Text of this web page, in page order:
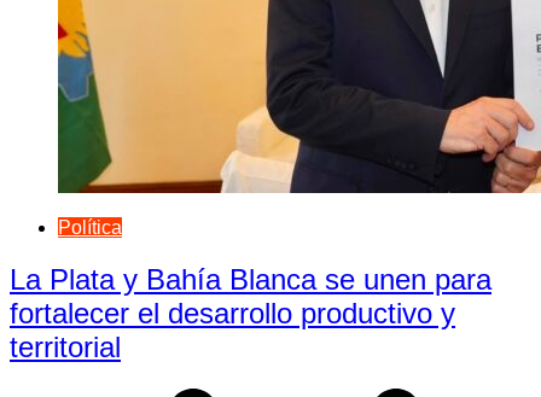
Política
La Plata y Bahía Blanca se unen para
fortalecer el desarrollo productivo y
territorial